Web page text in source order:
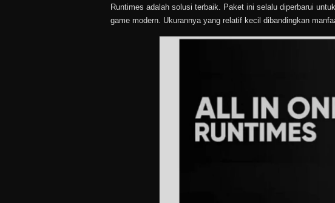
Runtimes adalah solusi terbaik. Paket ini selalu diperbarui
game modern. Ukurannya yang relatif kecil dibandingkan